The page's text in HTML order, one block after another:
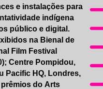
e instalações para
indígena
público e digital.
na Bienal de
Film Festival
Centre Pompidou,
Pacific HQ, Londres,
prêmios do Arts